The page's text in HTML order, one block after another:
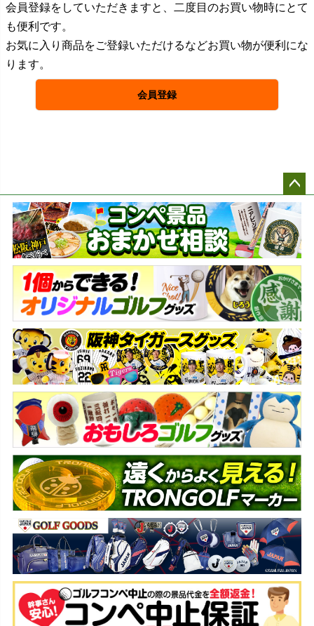
会員登録をしていただきますと、二度目のお買い物時にとて
も便利です。
お気に入り商品をご登録いただけるなどお買い物が便利にな
ります。
会員登録
ペー
ジト
ップ
へ